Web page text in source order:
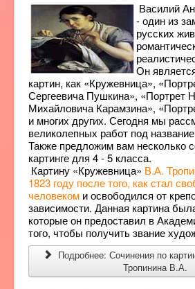
Василий
- один из
русских
Он
картин, как «Кружевница»,
Сергеевича Пушкина», «Портрет
Михайловича Карамзина»,
и многих других. Сегодня мы
великолепных работ под
Также предложим вам несколько
картинге для 4 - 5 класса.
Картину «Кружевница» В.А.
1823 году после того, как стал
человеком и освободился от
зависимости. Данная картина
которые он предоставил в
того, чтобы получить звание
Подробнее: Сочинения по
Тропинина В.А.